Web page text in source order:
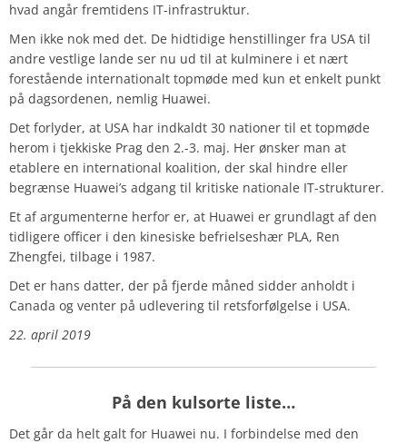
hvad angår fremtidens IT-infrastruktur.
Men ikke nok med det. De hidtidige henstillinger fra USA til
andre vestlige lande ser nu ud til at kulminere i et nært
forestående internationalt topmøde med kun et enkelt punkt
på dagsordenen, nemlig Huawei.
Det forlyder, at USA har indkaldt 30 nationer til et topmøde
herom i tjekkiske Prag den 2.-3. maj. Her ønsker man at
etablere en international koalition, der skal hindre eller
begrænse Huawei’s adgang til kritiske nationale IT-strukturer.
Et af argumenterne herfor er, at Huawei er grundlagt af den
tidligere officer i den kinesiske befrielseshær PLA, Ren
Zhengfei, tilbage i 1987.
Det er hans datter, der på fjerde måned sidder anholdt i
Canada og venter på udlevering til retsforfølgelse i USA.
22. april 2019
På den kulsorte liste…
Det går da helt galt for Huawei nu. I forbindelse med den